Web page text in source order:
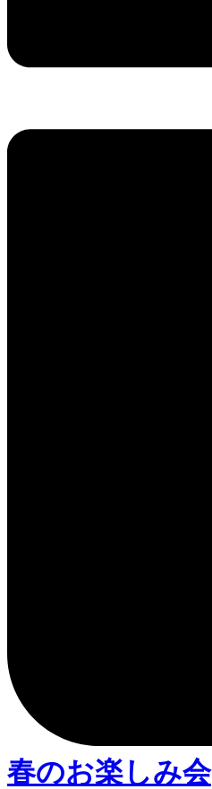
春のお楽しみ会